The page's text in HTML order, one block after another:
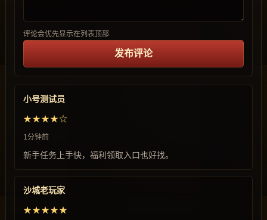
评论会优先显示在列表顶部
发布评论
小号测试员
★★★★☆
1分钟前
新手任务上手快，福利领取入口也好找。
沙城老玩家
★★★★★